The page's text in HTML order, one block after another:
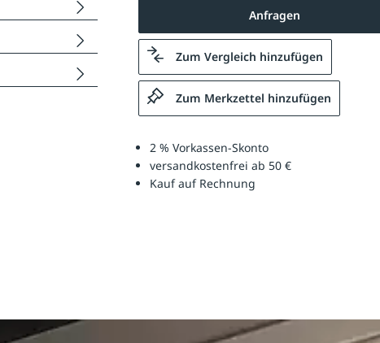
Anfragen
Zum Vergleich hinzufügen
Zum Merkzettel hinzufügen
2 % Vorkassen-Skonto
versandkostenfrei ab 50 €
Kauf auf Rechnung